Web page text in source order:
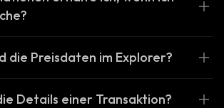
die Preisdaten im Explorer?
Details einer Transaktion?